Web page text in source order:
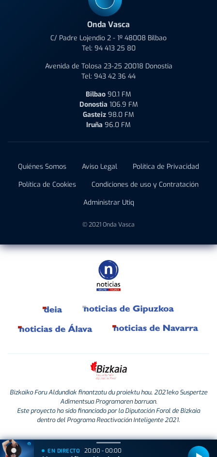
Onda Vasca
C/ Padre Lojendio 2 - 1º 48008 Bilbao
Tel: 94 413 25 80
Avenida de Tolosa 23-25 20018 Donostia
Tel: 943 42 36 44
Bilbao 90.1 FM
Donostia 106.9 FM
Gasteiz 98.0 FM
Iruña 96.0 FM
Quiénes Somos Aviso Legal
Política de Privacidad
Política de Cookies
Condiciones de uso y Contratación
Administrar Utiq
© 2021 Onda Vasca
Bizkaiko Foru Aldundiak finantzatu du proiektu hau, 2021eko Suspertze
Adimentsua Programaren barruan.
Este proyecto ha sido financiado por la Diputación Foral de Bizkaia
dentro del Programa Reactivación Inteligente 2021.
EN DIRECTO 20:00 - 00:00